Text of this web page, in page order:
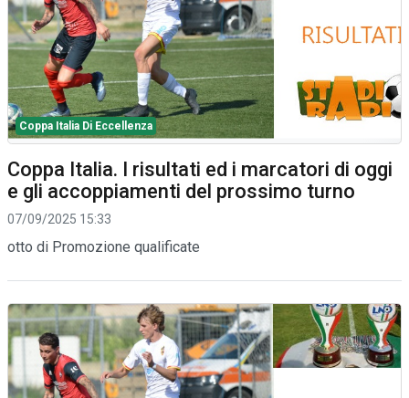
Coppa Italia Di Eccellenza
Coppa Italia. I risultati ed i marcatori di oggi
e gli accoppiamenti del prossimo turno
07/09/2025 15:33
otto di Promozione qualificate